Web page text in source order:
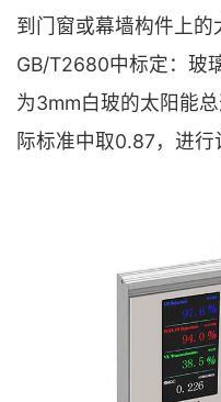
到门窗或幕墙构件上
GB/T2680中标定：玻
为3mm白玻的太阳能
际标准中取0.87，进行